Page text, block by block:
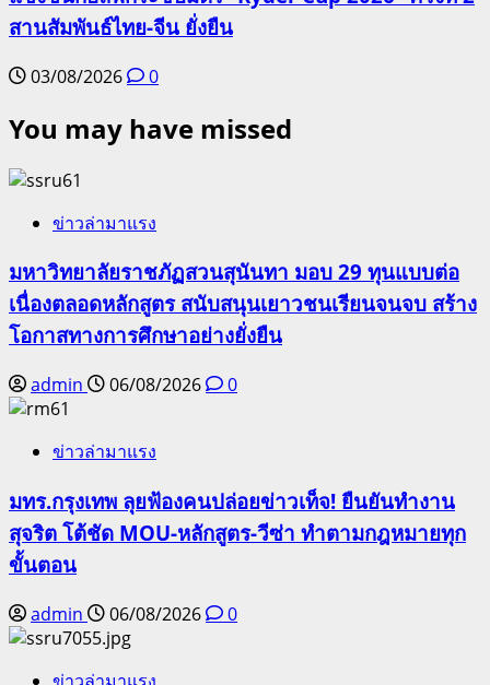
สานสัมพันธ์ไทย-จีน ยั่งยืน
03/08/2026 0
You may have missed
ข่าวล่ามาแรง
มหาวิทยาลัยราชภัฏสวนสุนันทา มอบ 29 ทุนแบบต่อ
เนื่องตลอดหลักสูตร สนับสนุนเยาวชนเรียนจนจบ สร้าง
โอกาสทางการศึกษาอย่างยั่งยืน
admin 06/08/2026 0
ข่าวล่ามาแรง
มทร.กรุงเทพ ลุยฟ้องคนปล่อยข่าวเท็จ! ยืนยันทำงาน
สุจริต โต้ชัด MOU-หลักสูตร-วีซ่า ทำตามกฎหมายทุก
ขั้นตอน
admin 06/08/2026 0
ข่าวล่ามาแรง